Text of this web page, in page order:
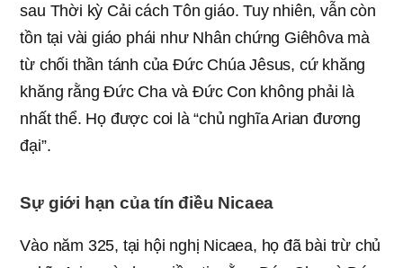
sau Thời kỳ Cải cách Tôn giáo. Tuy nhiên, vẫn còn
tồn tại vài giáo phái như Nhân chứng Giêhôva mà
từ chối thần tánh của Đức Chúa Jêsus, cứ khăng
khăng rằng Đức Cha và Đức Con không phải là
nhất thể. Họ được coi là “chủ nghĩa Arian đương
đại”.
Sự giới hạn của tín điều Nicaea
Vào năm 325, tại hội nghị Nicaea, họ đã bài trừ chủ